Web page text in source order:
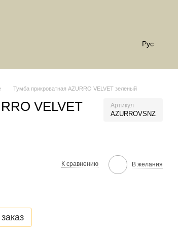
Рус
Тумба прикроватная AZURRO VELVET зеленый
VELVET
Артикул
AZURROVSNZ
К сравнению В желания